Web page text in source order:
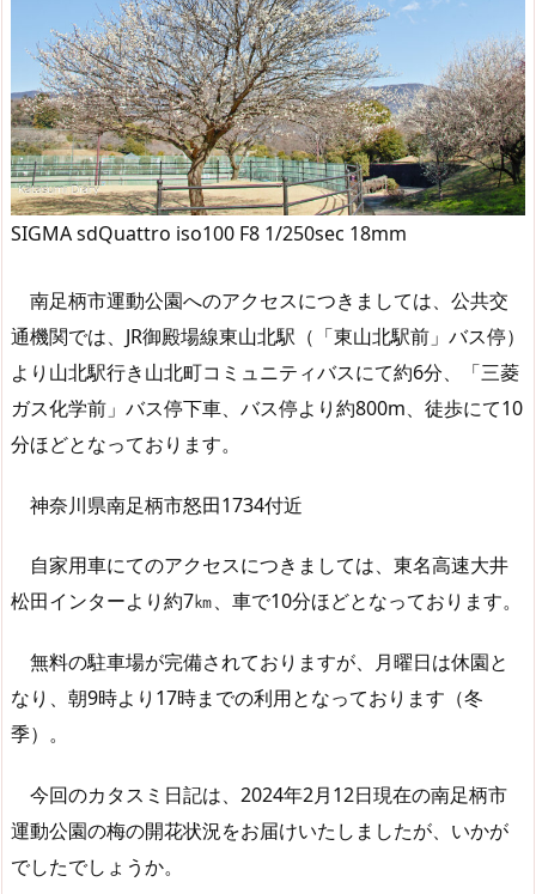
SIGMA sdQuattro iso100 F8 1/250sec 18mm
南足柄市運動公園へのアクセスにつきましては、公共交
通機関では、JR御殿場線東山北駅（「東山北駅前」バス停）
より山北駅行き山北町コミュニティバスにて約6分、「三菱
ガス化学前」バス停下車、バス停より約800m、徒歩にて10
分ほどとなっております。
神奈川県南足柄市怒田1734付近
自家用車にてのアクセスにつきましては、東名高速大井
松田インターより約7㎞、車で10分ほどとなっております。
無料の駐車場が完備されておりますが、月曜日は休園と
なり、朝9時より17時までの利用となっております（冬
季）。
今回のカタスミ日記は、2024年2月12日現在の南足柄市
運動公園の梅の開花状況をお届けいたしましたが、いかが
でしたでしょうか。